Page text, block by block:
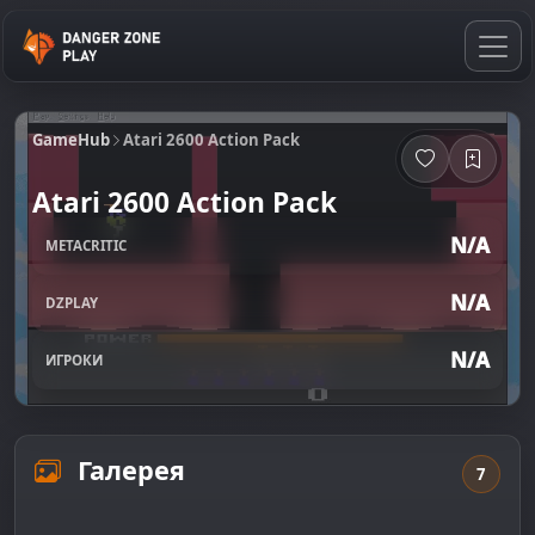
GameHub Atari 2600 Action Pack
Atari 2600 Action Pack
METACRITIC N/A
DZPLAY N/A
ИГРОКИ N/A
Галерея 7